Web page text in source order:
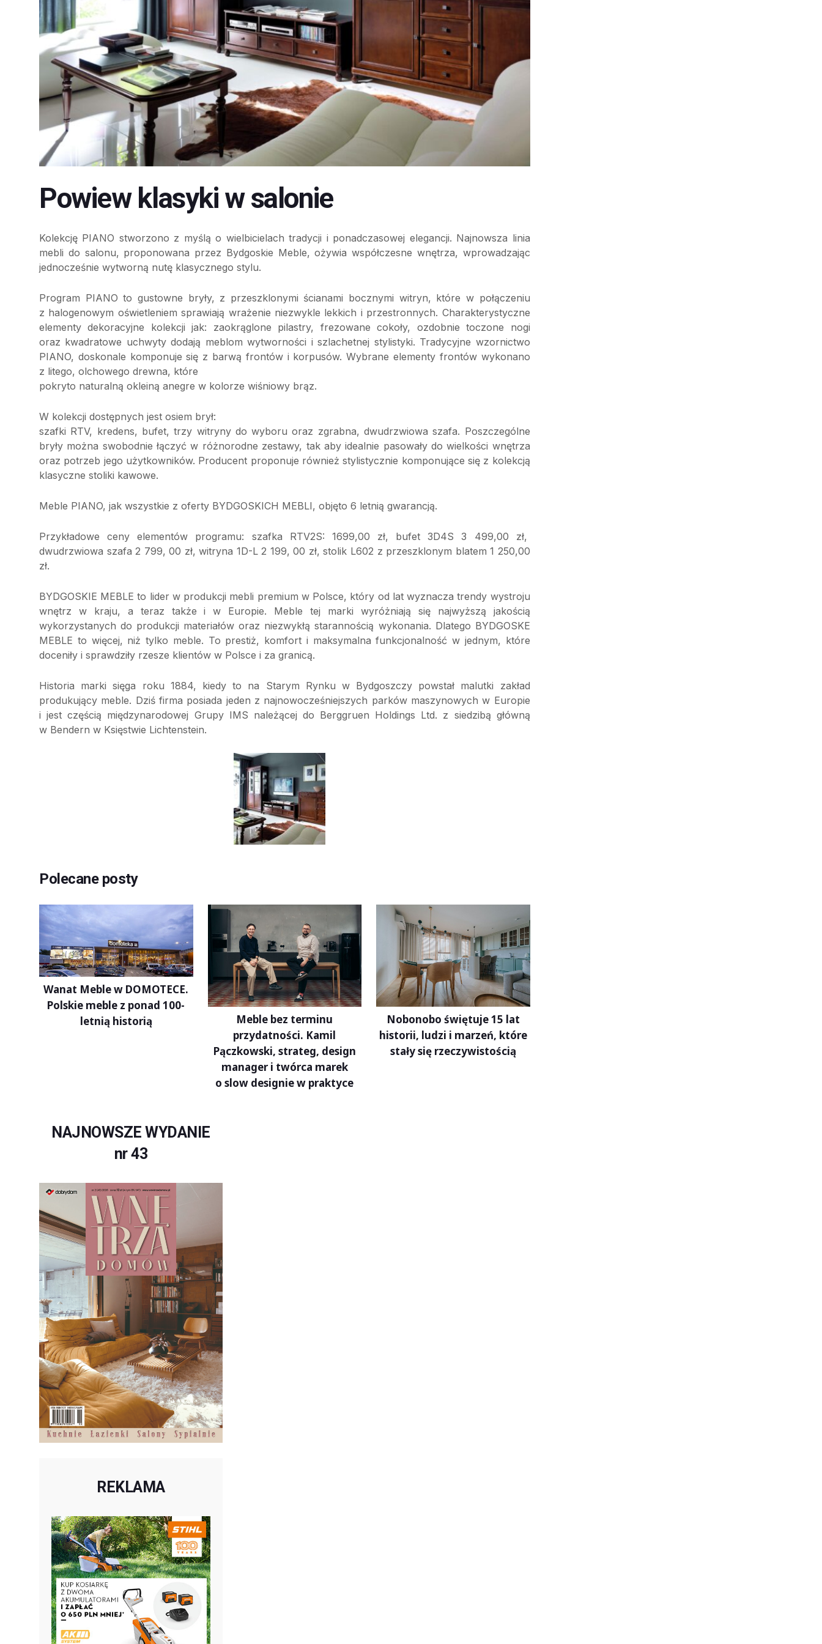
Powiew klasyki w salonie
Kolekcję PIANO stworzono z myślą o wielbicielach tradycji i ponadczasowej elegancji. Najnowsza linia
mebli do salonu, proponowana przez Bydgoskie Meble, ożywia współczesne wnętrza, wprowadzając
jednocześnie wytworną nutę klasycznego stylu.
Program PIANO to gustowne bryły, z przeszklonymi ścianami bocznymi witryn, które w połączeniu
z halogenowym oświetleniem sprawiają wrażenie niezwykle lekkich i przestronnych. Charakterystyczne
elementy dekoracyjne kolekcji jak: zaokrąglone pilastry, frezowane cokoły, ozdobnie toczone nogi
oraz kwadratowe uchwyty dodają meblom wytworności i szlachetnej stylistyki. Tradycyjne wzornictwo
PIANO, doskonale komponuje się z barwą frontów i korpusów. Wybrane elementy frontów wykonano
z litego, olchowego drewna, które
pokryto naturalną okleiną anegre w kolorze wiśniowy brąz.
W kolekcji dostępnych jest osiem brył:
szafki RTV, kredens, bufet, trzy witryny do wyboru oraz zgrabna, dwudrzwiowa szafa. Poszczególne
bryły można swobodnie łączyć w różnorodne zestawy, tak aby idealnie pasowały do wielkości wnętrza
oraz potrzeb jego użytkowników. Producent proponuje również stylistycznie komponujące się z kolekcją
klasyczne stoliki kawowe.
Meble PIANO, jak wszystkie z oferty BYDGOSKICH MEBLI, objęto 6 letnią gwarancją.
Przykładowe ceny elementów programu: szafka RTV2S: 1699,00 zł, bufet 3D4S 3 499,00 zł,
dwudrzwiowa szafa 2 799, 00 zł, witryna 1D-L 2 199, 00 zł, stolik L602 z przeszklonym blatem 1 250,00
zł.
BYDGOSKIE MEBLE to lider w produkcji mebli premium w Polsce, który od lat wyznacza trendy wystroju
wnętrz w kraju, a teraz także i w Europie. Meble tej marki wyróżniają się najwyższą jakością
wykorzystanych do produkcji materiałów oraz niezwykłą starannością wykonania. Dlatego BYDGOSKE
MEBLE to więcej, niż tylko meble. To prestiż, komfort i maksymalna funkcjonalność w jednym, które
doceniły i sprawdziły rzesze klientów w Polsce i za granicą.
Historia marki sięga roku 1884, kiedy to na Starym Rynku w Bydgoszczy powstał malutki zakład
produkujący meble. Dziś firma posiada jeden z najnowocześniejszych parków maszynowych w Europie
i jest częścią międzynarodowej Grupy IMS należącej do Berggruen Holdings Ltd. z siedzibą główną
w Bendern w Księstwie Lichtenstein.
Polecane posty
Wanat Meble w DOMOTECE.
Polskie meble z ponad 100-
letnią historią
Meble bez terminu
przydatności. Kamil
Pączkowski, strateg, design
manager i twórca marek
o slow designie w praktyce
Nobonobo świętuje 15 lat
historii, ludzi i marzeń, które
stały się rzeczywistością
NAJNOWSZE WYDANIE
nr 43
REKLAMA